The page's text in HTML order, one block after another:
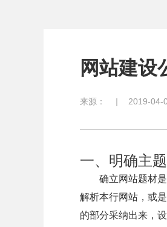
网站建设
来源： | 2019-04-
一、明确主题
确立网站题材是
解析本行网站，或
的部分采纳出来，